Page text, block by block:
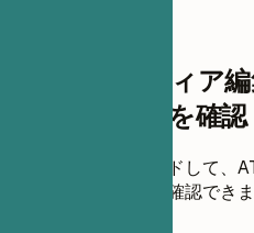
デジタルメディア
歴書のスコアを確認
履歴書をアップロードして、
的な改善点をすぐに確認できま